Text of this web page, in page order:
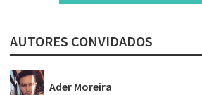
AUTORES CONVIDADOS
Ader Moreira